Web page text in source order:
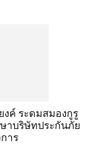
ค์ ระดมสมองกูรู
บริษัทประกันภัย
าร